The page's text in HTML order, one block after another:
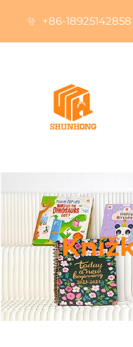
+86-18925142858